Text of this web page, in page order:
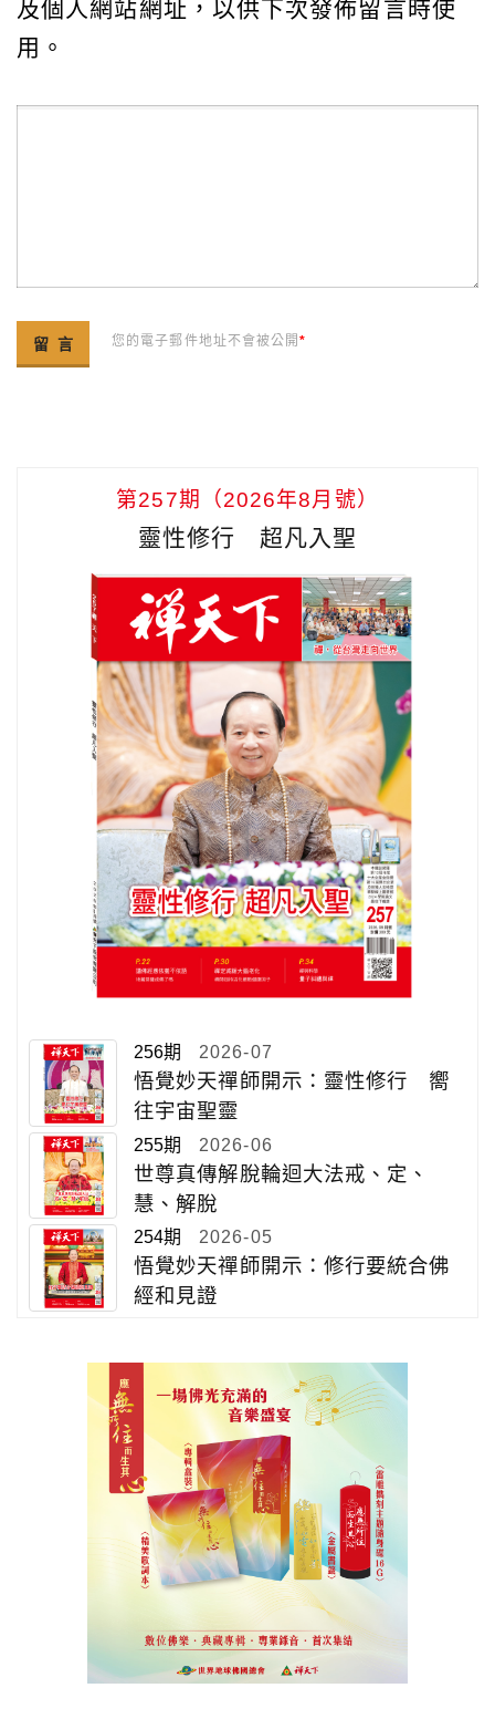
及個人網站網址，以供下次發佈留言時使
用。
您的電子郵件地址不會被公開*
第257期（2026年8月號）
靈性修行 超凡入聖
256期 2026-07
悟覺妙天禪師開示：靈性修行 嚮
往宇宙聖靈
255期 2026-06
世尊真傳解脫輪迴大法戒、定、
慧、解脫
254期 2026-05
悟覺妙天禪師開示：修行要統合佛
經和見證